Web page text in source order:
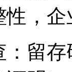
，
存